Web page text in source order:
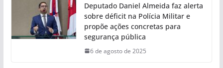
Deputado Daniel Almeida faz alerta
sobre déficit na Polícia Militar e
propõe ações concretas para
segurança pública
6 de agosto de 2025